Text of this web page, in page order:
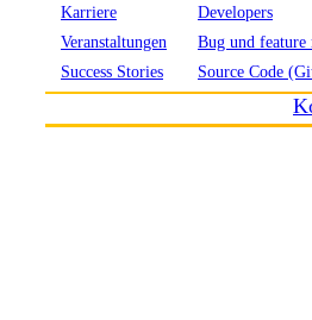
Karriere
Veranstaltungen
Success Stories
Developers
Bug und feature
Source Code